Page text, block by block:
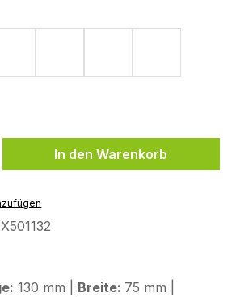
Gib den
In den Warenkorb
X501132
130 mm | Breite: 75 mm |